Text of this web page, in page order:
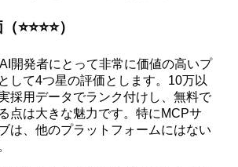
）
開発者にとって非常に価値の高いプ
して4つ星の評価とします。10万以
採用データでランク付けし、無料で
点は大きな魅力です。特にMCPサ
は、他のプラットフォームにはない